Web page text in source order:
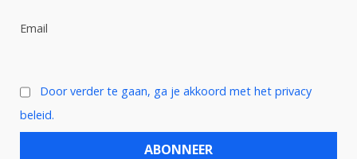
Email
Door verder te gaan, ga je akkoord met het privacy
beleid.